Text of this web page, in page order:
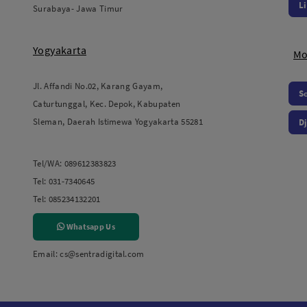
Surabaya- Jawa Timur
Yogyakarta
Jl. Affandi No.02, Karang Gayam,
Caturtunggal, Kec. Depok, Kabupaten
Sleman, Daerah Istimewa Yogyakarta 55281
Tel/WA: 089612383823
Tel: 031-7340645
Tel: 085234132201
Whatsapp Us
Email: cs@sentradigital.com